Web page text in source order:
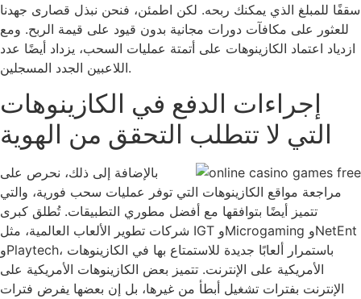
سقفًا للمبلغ الذي يمكنك ربحه. لكن اطمئن، فنحن نبذل قصارى جهدنا
للعثور على مكافآت دورات مجانية بدون قيود على قيمة الربح. ومع
ازدياد اعتماد الكازينوهات على أتمتة عمليات السحب، يزداد أيضًا عدد
اللاعبين الجدد المسجلين.
إجراءات الدفع في الكازينوهات
التي لا تتطلب التحقق من الهوية
بالإضافة إلى ذلك، نحرص على
مراجعة مواقع الكازينوهات التي توفر عمليات سحب فورية، والتي
تتميز أيضًا بتوافقها مع أفضل مطوري التطبيقات. تُطلق كبرى
شركات تطوير الألعاب العالمية، مثل IGT وMicrogaming وNetEnt
وPlaytech، باستمرار ألعابًا جديدة للاستمتاع بها في الكازينوهات
الأمريكية على الإنترنت. تتميز بعض الكازينوهات الأمريكية على
الإنترنت بفترات تشغيل أبطأ من غيرها، بل إن بعضها يفرض فترات